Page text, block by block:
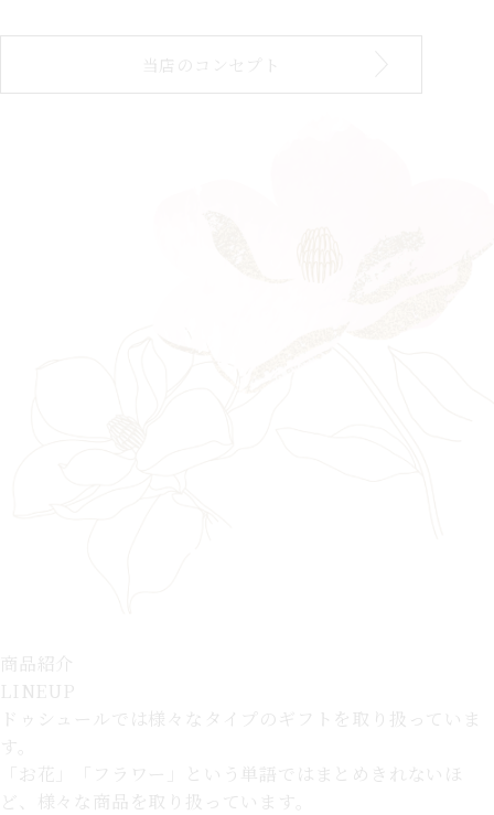
当店のコンセプト
商品紹介
LINEUP
ドゥシュールでは様々なタイプのギフトを取り扱っていま
す。
「お花」「フラワー」という単語ではまとめきれないほ
ど、様々な商品を取り扱っています。